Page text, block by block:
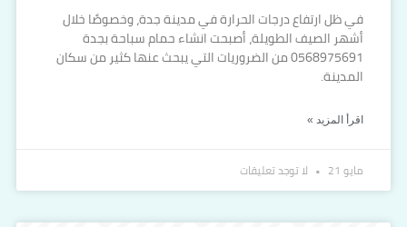
في ظل ارتفاع درجات الحرارة في مدينة جدة، وخصوصًا خلال
أشهر الصيف الطويلة، أصبحت انشاء حمام سباحة بجدة
0568975691 من الضروريات التي يبحث عنها كثير من سكان
المدينة.
اقرأ المزيد »
مايو 21 لا توجد تعليقات